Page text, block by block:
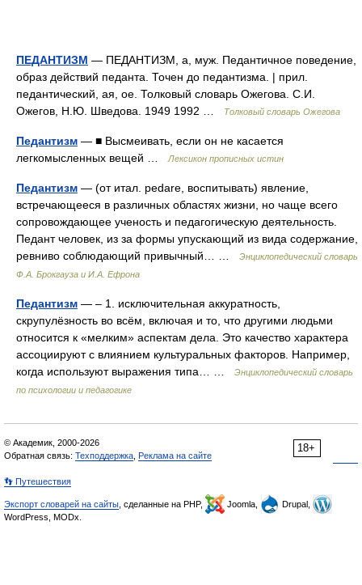
ПЕДАНТИЗМ — ПЕДАНТИЗМ, а, муж. Педантичное поведение,
образ действий педанта. Точен до педантизма. | прил.
педантический, ая, ое. Толковый словарь Ожегова. С.И.
Ожегов, Н.Ю. Шведова. 1949 1992 …
Толковый словарь Ожегова
Педантизм — ■ Высмеивать, если он не касается
легкомысленных вещей …
Лексикон прописных истин
Педантизм — (от итал. pedare, воспитывать) явление,
встречающееся в различных областях жизни, но чаще всего
сопровождающее ученость и педагогическую деятельность.
Педант человек, из за формы упускающий из вида содержание,
ревниво соблюдающий привычный… …
Энциклопедический словарь
Ф.А. Брокгауза и И.А. Ефрона
Педантизм — – 1. исключительная аккуратность,
скрупулёзность во всём, включая и то, что другими людьми
относится к «мелким» аспектам дела. Это качество характера
ассоциируют с влиянием культуральных факторов. Например,
когда используют выражения типа… …
Энциклопедический словарь
по психологии и педагогике
18+
© Академик, 2000-2026
Обратная связь: Техподдержка Реклама на сайте
👣 Путешествия
Экспорт словарей на сайты , сделанные на PHP, Joomla,
Drupal,
WordPress, MODx.